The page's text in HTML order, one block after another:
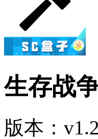
生存战
版本：